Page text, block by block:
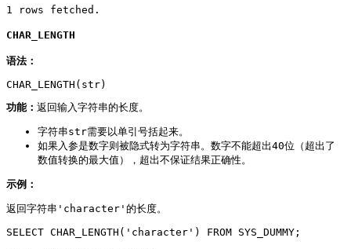
1 rows fetched.
CHAR_LENGTH
语法：
CHAR_LENGTH(str)
功能： 返回输入字符串的长度。
字符串str需要以单引号括起来。
如果入参是数字则被隐式转为字符串。数字不能超出40位（超出了
数值转换的最大值），超出不保证结果正确性。
示例：
返回字符串'character'的长度。
SELECT CHAR_LENGTH('character') FROM SYS_DUMMY;